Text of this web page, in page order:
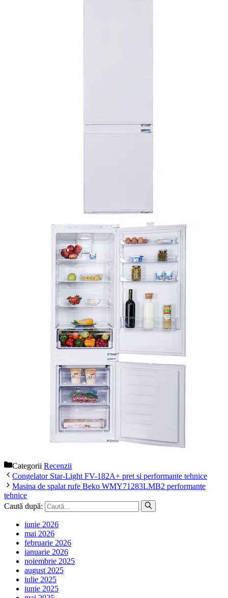
Categorii Recenzii
Congelator Star-Light FV-182A+ pret si performante tehnice
Masina de spalat rufe Beko WMY71283LMB2 performante
tehnice
Caută după:
iunie 2026
mai 2026
februarie 2026
ianuarie 2026
noiembrie 2025
august 2025
iulie 2025
iunie 2025